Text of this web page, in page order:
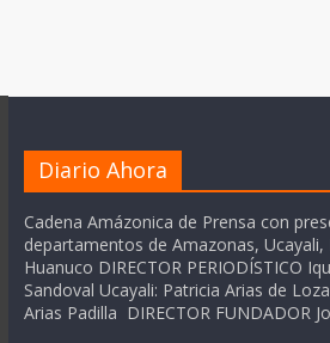
Diario Ahora
Cadena Amázonica de Prensa con
departamentos de Amazonas,
Huanuco DIRECTOR PERIODÍSTICO
Sandoval Ucayali: Patricia Arias de
Arias Padilla DIRECTOR FUNDADOR